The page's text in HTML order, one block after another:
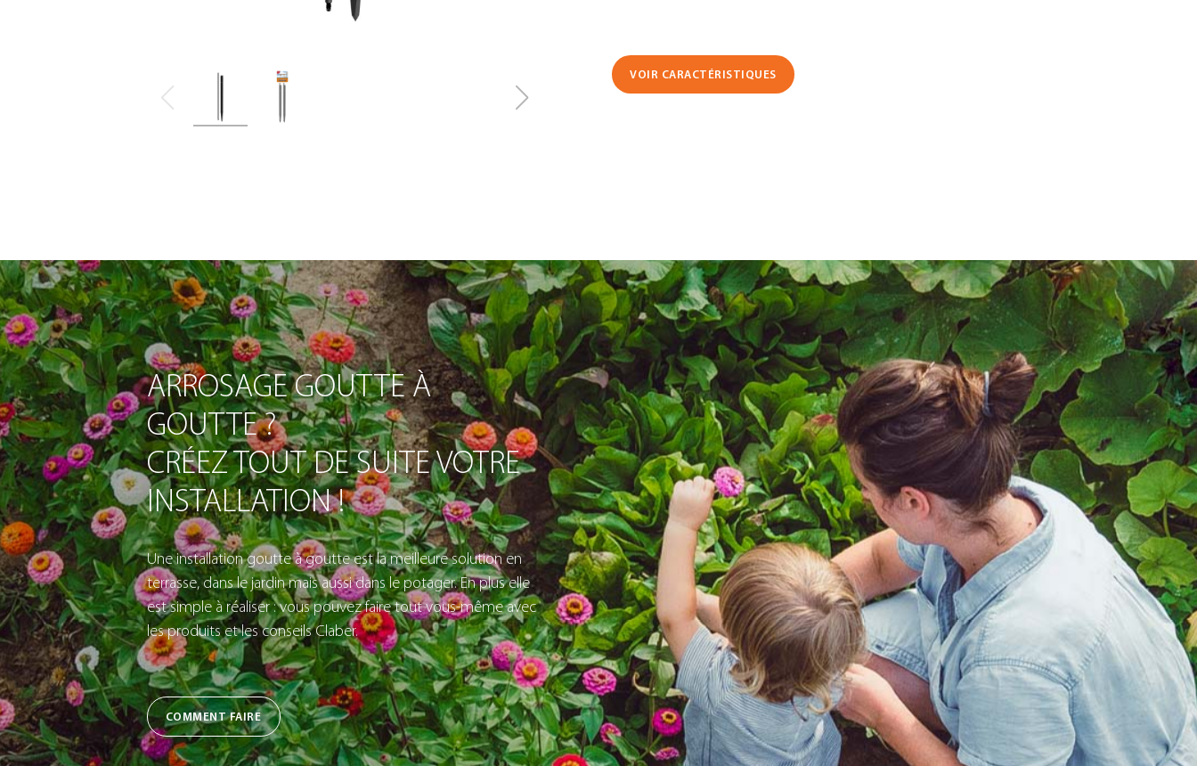
VOIR CARACTÉRISTIQUES
ARROSAGE GOUTTE À
GOUTTE ?
CRÉEZ TOUT DE SUITE VOTRE
INSTALLATION !
Une installation goutte à goutte est la meilleure solution en
terrasse, dans le jardin mais aussi dans le potager. En plus elle
est simple à réaliser : vous pouvez faire tout vous-même avec
les produits et les conseils Claber.
COMMENT FAIRE